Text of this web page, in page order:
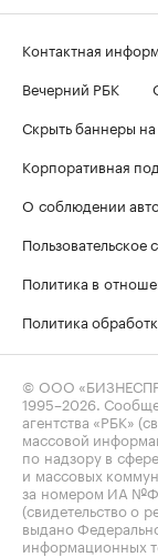
Контактная
Вечерний РБК
Скрыть баннеры
Корпоративная
О соблюдении
Пользовательское
Политика в
Политика
© ООО
1995–2026.
агентства «РБК»
массовой
по надзору в
и массовых
за номером ИА
(свидетельство о
выдано
информационных